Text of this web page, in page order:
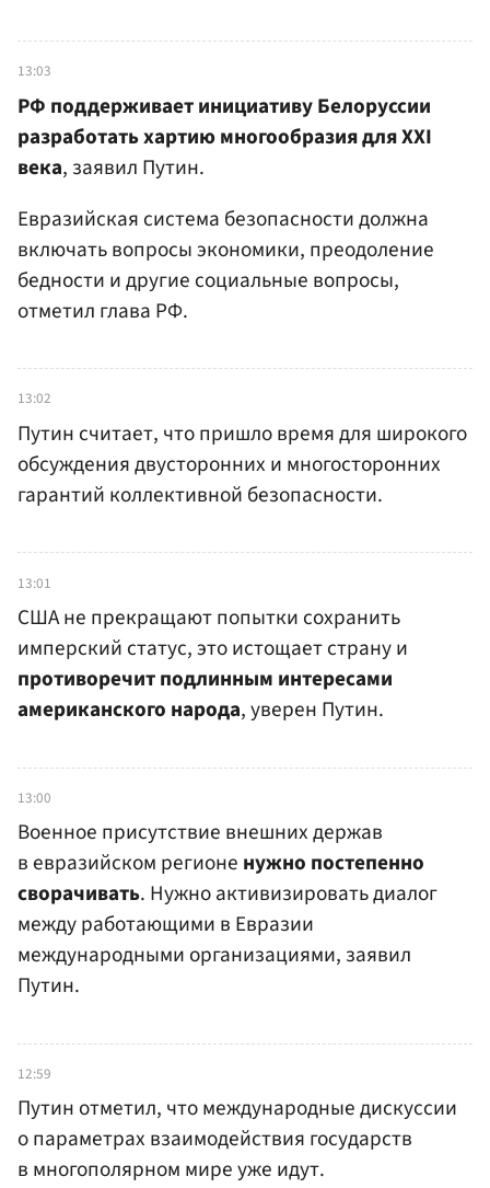
13:03
РФ поддерживает инициативу Белоруссии
разработать хартию многообразия для XXI
века, заявил Путин.
Евразийская система безопасности должна
включать вопросы экономики, преодоление
бедности и другие социальные вопросы,
отметил глава РФ.
13:02
Путин считает, что пришло время для широкого
обсуждения двусторонних и многосторонних
гарантий коллективной безопасности.
13:01
США не прекращают попытки сохранить
имперский статус, это истощает страну и
противоречит подлинным интересами
американского народа, уверен Путин.
13:00
Военное присутствие внешних держав
в евразийском регионе нужно постепенно
сворачивать. Нужно активизировать диалог
между работающими в Евразии
международными организациями, заявил
Путин.
12:59
Путин отметил, что международные дискуссии
о параметрах взаимодействия государств
в многополярном мире уже идут.